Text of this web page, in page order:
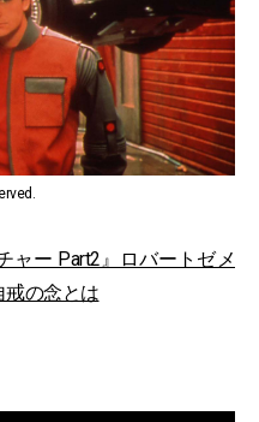
ャー Part2』ロバートゼメ
戒の念とは